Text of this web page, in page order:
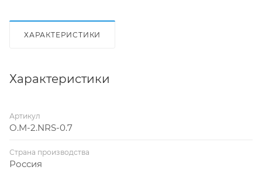
ХАРАКТЕРИСТИКИ
Характеристики
Артикул
O.M-2.NRS-0.7
Страна производства
Россия